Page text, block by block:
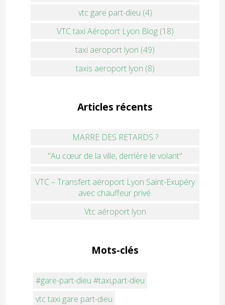
vtc gare part-dieu (4)
VTC taxi Aéroport Lyon Blog (18)
taxi aeroport lyon (49)
taxis aeroport lyon (8)
Articles récents
MARRE DES RETARDS ?
"Au cœur de la ville, derrière le volant"
VTC – Transfert aéroport Lyon Saint-Exupéry
avec chauffeur privé.
Vtc aéroport lyon
Mots-clés
#gare-part-dieu #taxi,part-dieu
vtc taxi gare part-dieu